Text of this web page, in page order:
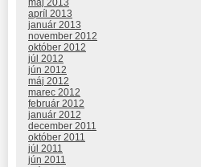
máj 2013
apríl 2013
január 2013
november 2012
október 2012
júl 2012
jún 2012
máj 2012
marec 2012
február 2012
január 2012
december 2011
október 2011
júl 2011
jún 2011